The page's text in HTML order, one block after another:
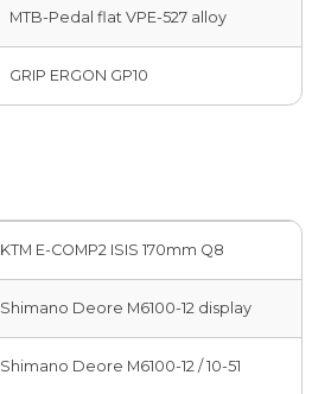
MTB-Pedal flat VPE-527 alloy
GRIP ERGON GP10
KTM E-COMP2 ISIS 170mm Q8
Shimano Deore M6100-12 display
Shimano Deore M6100-12 / 10-51